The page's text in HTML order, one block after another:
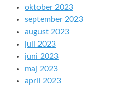
oktober 2023
september 2023
august 2023
juli 2023
juni 2023
maj 2023
april 2023